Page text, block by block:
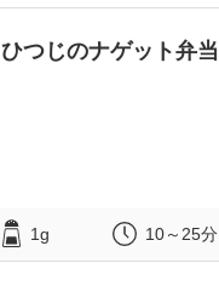
ひつじのナゲット弁当
1g 10～25分